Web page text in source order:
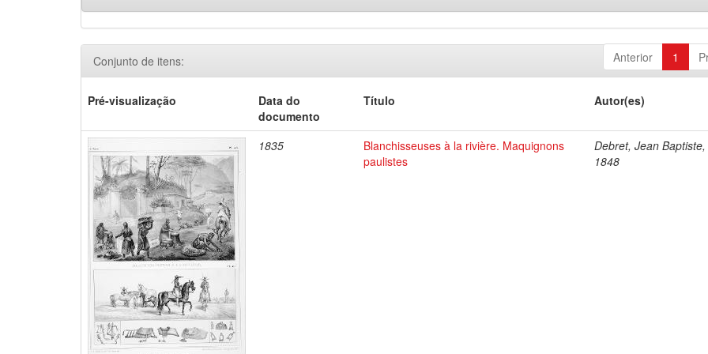
Anterior 1
Conjunto de itens:
Pré-visualização
Data do
documento
Título Autor(es)
1835
Blanchisseuses à la rivière. Maquignons
paulistes
Debret, Jean
1848